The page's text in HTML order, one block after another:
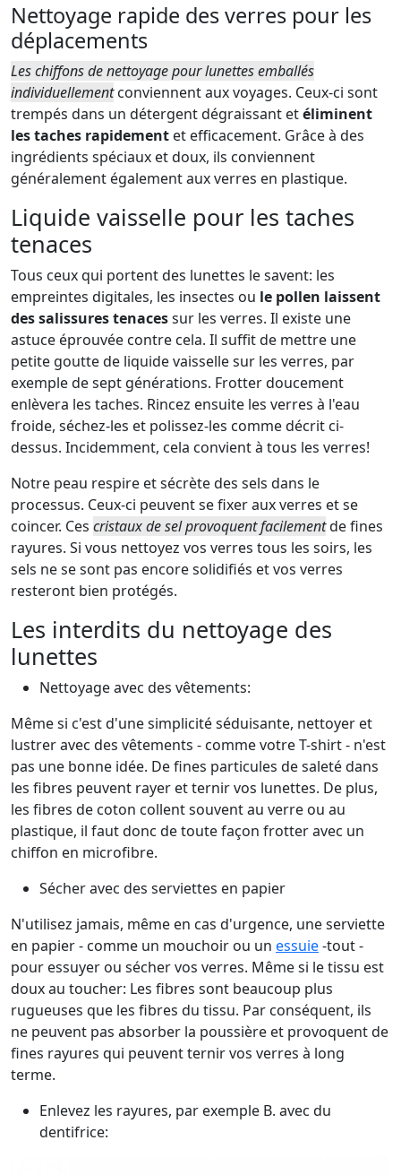
Nettoyage rapide des verres pour les
déplacements
Les chiffons de nettoyage pour lunettes emballés
individuellementconviennent aux voyages. Ceux-ci sont
trempés dans un détergent dégraissant etéliminent
les taches rapidement et efficacement. Grâce à des
ingrédients spéciaux et doux, ils conviennent
généralement également aux verres en plastique.
Liquide vaisselle pour les taches
tenaces
Tous ceux qui portent des lunettes le savent: les
empreintes digitales, les insectes ou le pollen laissent
des salissures tenacessur les verres. Il existe une
astuce éprouvée contre cela. Il suffit de mettre une
petite goutte de liquide vaisselle sur les verres, par
exemple desept générations. Frotter doucement
enlèvera les taches. Rincez ensuite les verres à l'eau
froide, séchez-les et polissez-les comme décrit ci-
dessus. Incidemment, cela convient à tous les verres!
Notre peau respire et sécrète des sels dans le
processus. Ceux-ci peuvent se fixer aux verres et se
coincer. Ces cristaux de sel provoquent facilementde fines
rayures. Si vous nettoyez vos verres tous les soirs, les
sels ne se sont pas encore solidifiés et vos verres
resteront bien protégés.
Les interdits du nettoyage des
lunettes
Nettoyage avec des vêtements:
Même si c'est d'une simplicité séduisante, nettoyer et
lustrer avec des vêtements - comme votre T-shirt - n'est
pas une bonne idée. De fines particules de saleté dans
les fibres peuvent rayer et ternir vos lunettes. De plus,
les fibres de coton collent souvent au verre ou au
plastique, il faut donc de toute façon frotter avec un
chiffon en microfibre.
Sécher avec des serviettes en papier
N'utilisez jamais, même en cas d'urgence, une serviette
en papier - comme un mouchoir ou un essuie-tout -
pour essuyer ou sécher vos verres. Même si le tissu est
doux au toucher: Les fibres sont beaucoup plus
rugueuses que les fibres du tissu. Par conséquent, ils
ne peuvent pas absorber la poussière et provoquent de
fines rayures qui peuvent ternir vos verres à long
terme.
Enlevez les rayures, par exemple B. avec du
dentifrice: